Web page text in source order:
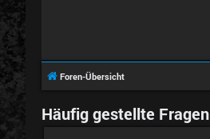
Foren-Übersicht
Häufig gestellte Fragen